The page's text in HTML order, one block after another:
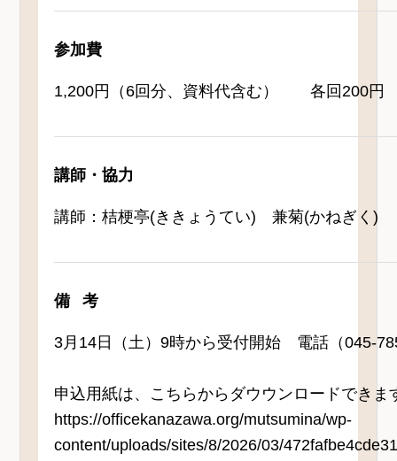
参加費
1,200円（6回分、資料代含む） 各回200円
講師・協力
講師：桔梗亭(ききょうてい) 兼菊(かねぎく)
備考
3月14日（土）9時から受付開始 電話（045-
申込用紙は、こちらからダウウンロードできま
https://officekanazawa.org/mutsumina/wp-
content/uploads/sites/8/2026/03/